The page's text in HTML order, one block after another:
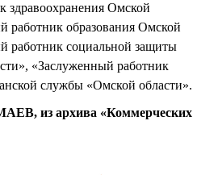
здравоохранения Омской
работник образования Омской
работник социальной защиты
«Заслуженный работник
службы «Омской области».
из архива «Коммерческих